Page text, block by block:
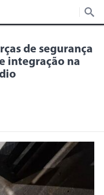
de segurança
integração na